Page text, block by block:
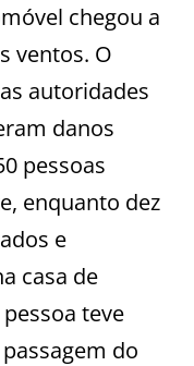
chegou a
ventos. O
autoridades
danos
pessoas
enquanto dez
e
casa de
teve
do